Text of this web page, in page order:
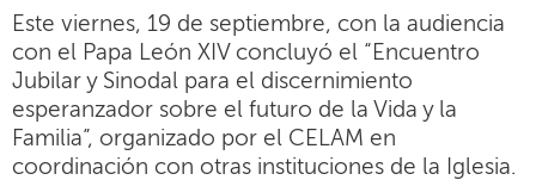
Este viernes, 19 de septiembre, con la audiencia
con el Papa León XIV concluyó el “Encuentro
Jubilar y Sinodal para el discernimiento
esperanzador sobre el futuro de la Vida y la
Familia”, organizado por el CELAM en
coordinación con otras instituciones de la Iglesia.